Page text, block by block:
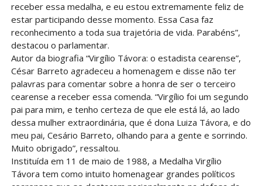
receber essa medalha, e eu estou extremamente feliz de
estar participando desse momento. Essa Casa faz
reconhecimento a toda sua trajetória de vida. Parabéns”,
destacou o parlamentar.
Autor da biografia “Virgílio Távora: o estadista cearense”,
César Barreto agradeceu a homenagem e disse não ter
palavras para comentar sobre a honra de ser o terceiro
cearense a receber essa comenda. “Virgílio foi um segundo
pai para mim, e tenho certeza de que ele está lá, ao lado
dessa mulher extraordinária, que é dona Luiza Távora, e do
meu pai, Cesário Barreto, olhando para a gente e sorrindo.
Muito obrigado”, ressaltou.
Instituída em 11 de maio de 1988, a Medalha Virgílio
Távora tem como intuito homenagear grandes políticos